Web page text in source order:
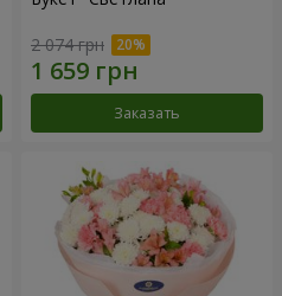
2 074 грн
Заказать